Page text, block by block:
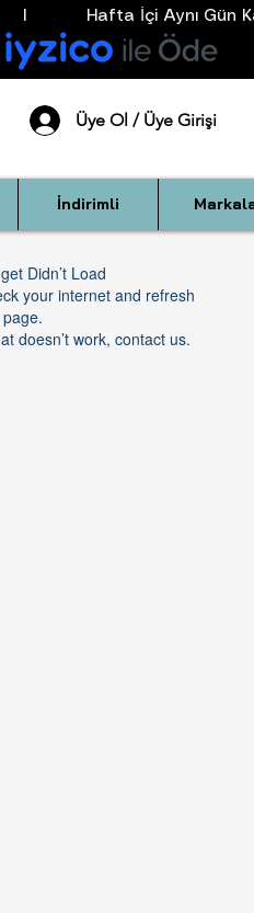
I           Hafta İçi Aynı
Üye Ol / Üye Girişi
İndirimli
Didn’t Load
your internet and refresh
doesn’t work, contact us.